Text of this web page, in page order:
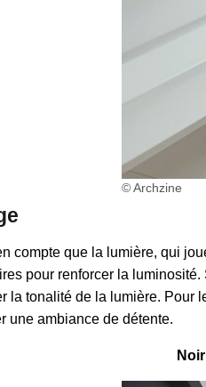
© Archzine
compte que la lumière, qui
pour renforcer la
la tonalité de la lumière. Pour
une ambiance de détente.